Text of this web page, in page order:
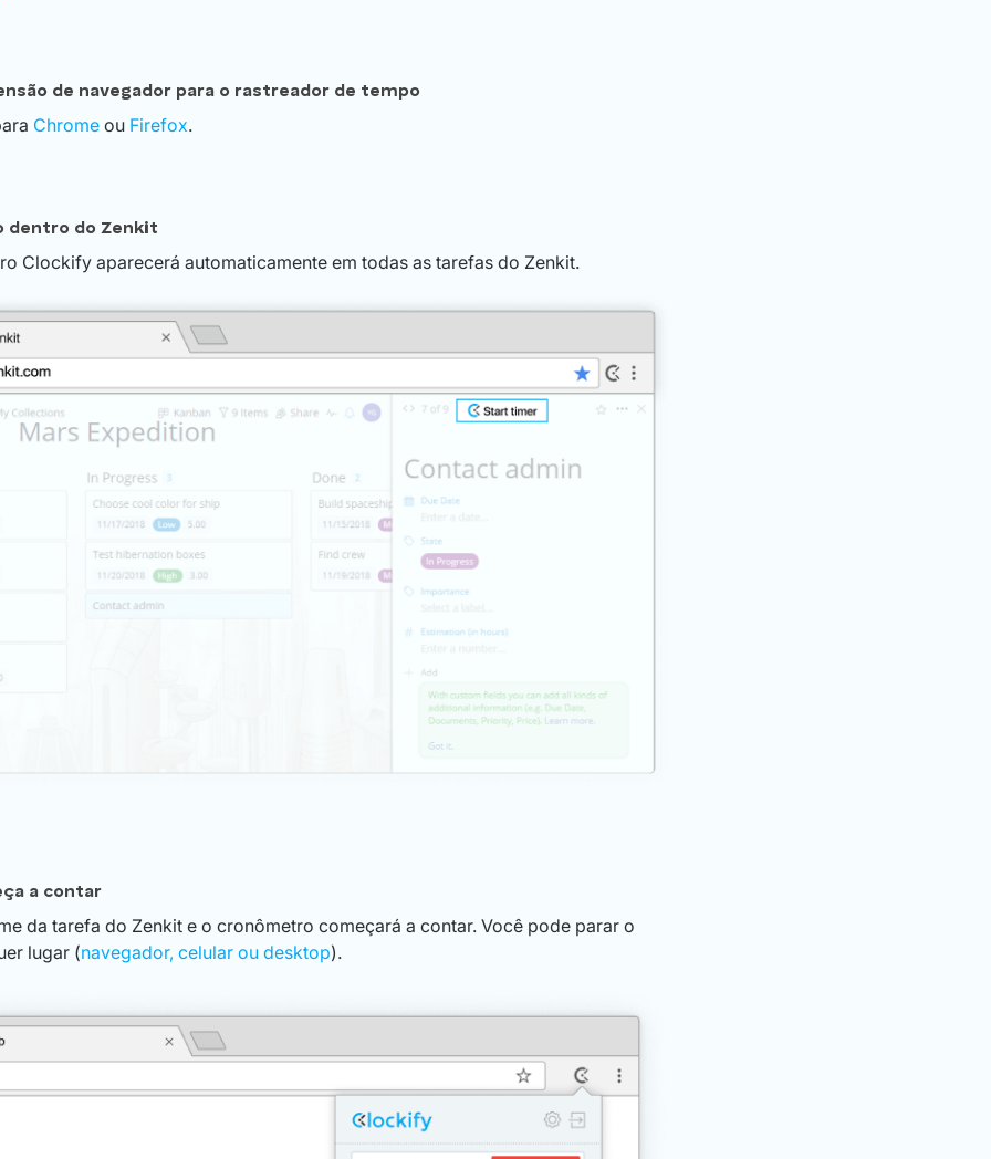
de navegador para o rastreador de tempo
Chrome ou Firefox.
dentro do Zenkit
Clockify aparecerá automaticamente em todas as tarefas do Zenkit.
a contar
da tarefa do Zenkit e o cronômetro começará a contar. Você pode parar o
lugar (navegador, celular ou desktop).